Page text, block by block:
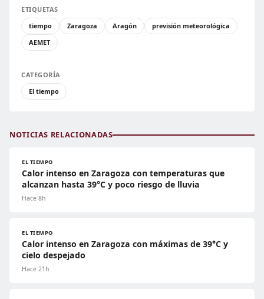
ETIQUETAS
tiempo
Zaragoza Aragón
previsión meteorológica
AEMET
CATEGORÍA
El tiempo
NOTICIAS RELACIONADAS
EL TIEMPO
Calor intenso en Zaragoza con temperaturas que
alcanzan hasta 39°C y poco riesgo de lluvia
Hace 8h
EL TIEMPO
Calor intenso en Zaragoza con máximas de 39°C y
cielo despejado
Hace 21h